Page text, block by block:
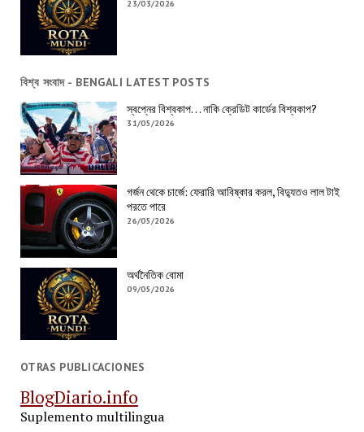
23/03/2026
বিশ্ব সংবাদ - BENGALI LATEST POSTS
স্বপ্নের বিশ্বকাপ… নাকি ক্রেডিট কার্ডের বিশ্বকাপ?
31/05/2026
গর্জন থেকে চার্জে: ফেরারি আবিষ্কার করল, বিদ্যুতও লাল টাই
পরতে পারে
26/05/2026
অর্থনৈতিক বোমা
09/05/2026
OTRAS PUBLICACIONES
BlogDiario.info
Suplemento multilingua